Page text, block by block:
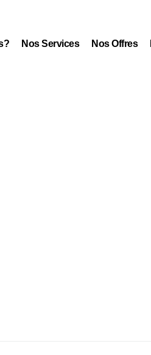
Nos Services Nos Offres